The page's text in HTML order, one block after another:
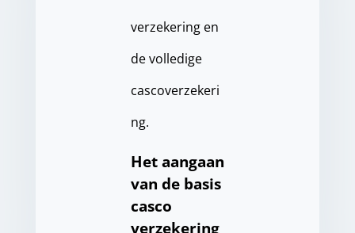
verzekering en
de volledige
cascoverzekeri
ng.
Het aangaan
van de basis
casco
verzekering